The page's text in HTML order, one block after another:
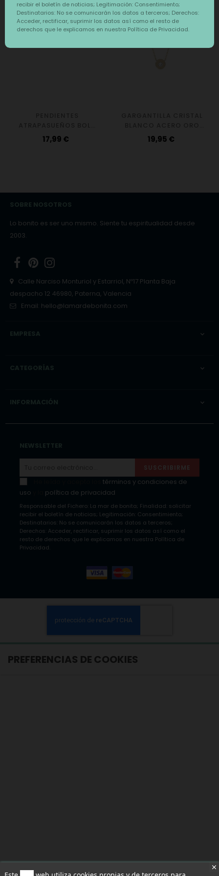
AMATISTA PLATA 925
Precio
17,99 €
14KTS
Precio
19,95 €
SOBRE NOSOTROS
Lo bonito es ser uno mismo. Siente tu espiritualidad desde
2003.
FacebookPinterest
Calle Narciso Monturiol y Estarriol, Nº17 Planta Baja
despacho 12 46980, Paterna, Valencia
Email: hello@lamardebonita.com
EMPRESA 
CATEGORÍAS 
INFORMACIÓN 
NEWSLETTER
SUSCRIBIRME
términos y condiciones de
uso
política de privacidad
Responsable del Fichero: La mar de bonita; Finalidad: solicitar
recibir el boletín de noticias; Legitimación: Consentimiento;
Destinatarios: No se comunicarán los datos a terceros;
Derechos: Acceder, rectificar, suprimir los datos así como el
resto de derechos que le explicamos en nuestra Política de
Privacidad.
PREFERENCIAS DE COOKIES
recibir el boletín de noticias; Legitimación: Consentimiento;
Destinatarios: No se comunicarán los datos a terceros; Derechos:
Acceder, rectificar, suprimir los datos así como el resto de
derechos que le explicamos en nuestra Política de Privacidad.